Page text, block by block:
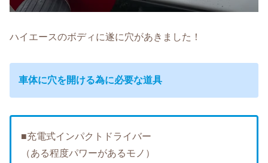
ハイエースのボディに遂に穴があきました！
車体に穴を開ける為に必要な道具
■充電式インパクトドライバー
（ある程度パワーがあるモノ）